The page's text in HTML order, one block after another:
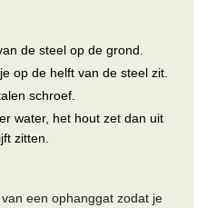
de steel op de grond.
op de helft van de steel zit.
schroef.
water, het hout zet dan uit
zitten.
een ophanggat zodat je